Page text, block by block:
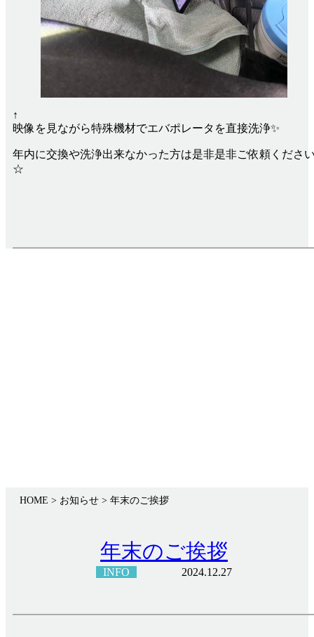
↑
映像を見ながら特殊機材でエバポレータを直接洗浄✨
年内に交換や洗浄出来なかった方は是非是非ご依頼くださ
☆
HOME > お知らせ > 年末のご挨拶
年末のご挨拶
INFO 2024.12.27